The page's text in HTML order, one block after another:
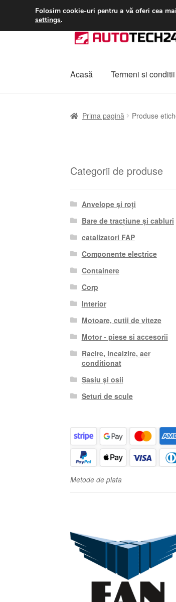
LIVRARE de la 33 lei
Sari
la
Sari
la
Acasă Termeni si conditii
Prima pagină Produse
Categorii de produse
Anvelope și roți
Bare de tracțiune și cabluri
catalizatori FAP
Componente electrice
Containere
Corp
Interior
Motoare, cutii de viteze
Motor - piese si accesorii
Racire, incalzire, aer
conditionat
Șasiu și osii
Seturi de scule
Metode de plata
Folosim cookie-uri pentru a vă oferi cea
settings.